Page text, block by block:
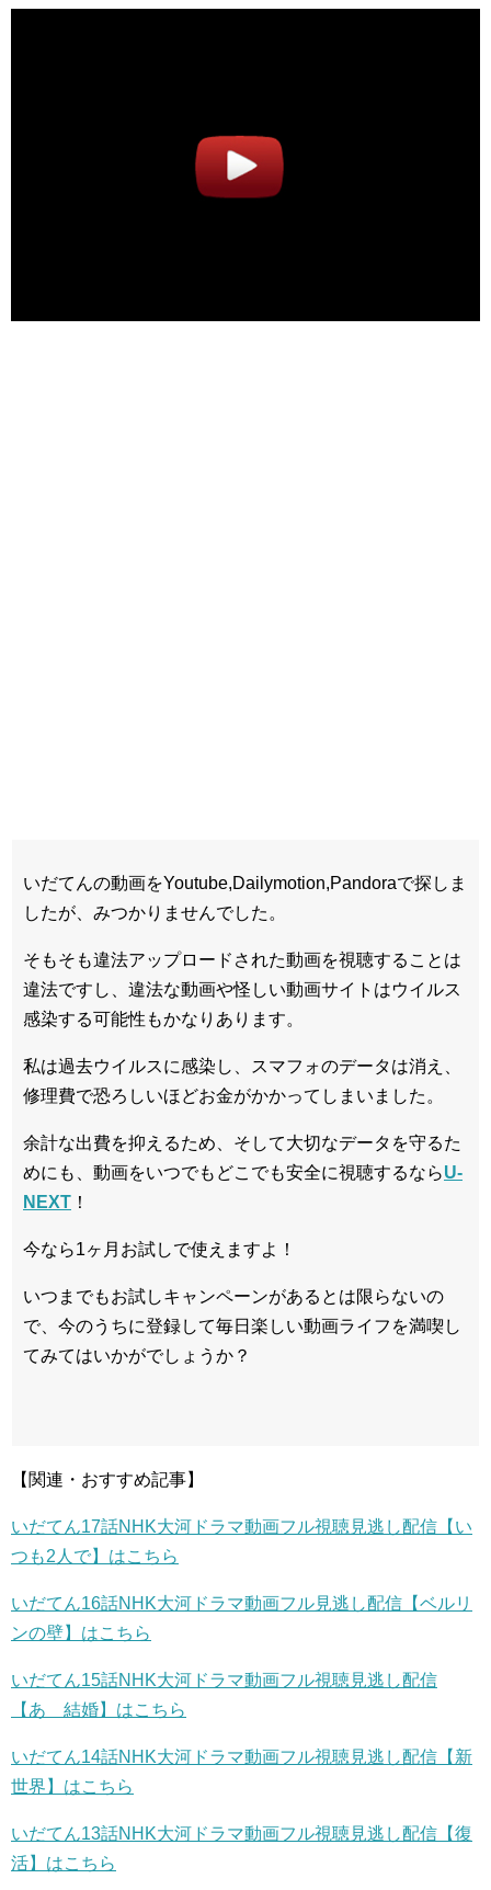
いだてんの動画をYoutube,Dailymotion,Pandoraで探しま
したが、みつかりませんでした。
そもそも違法アップロードされた動画を視聴することは
違法ですし、違法な動画や怪しい動画サイトはウイルス
感染する可能性もかなりあります。
私は過去ウイルスに感染し、スマフォのデータは消え、
修理費で恐ろしいほどお金がかかってしまいました。
余計な出費を抑えるため、そして大切なデータを守るた
めにも、動画をいつでもどこでも安全に視聴するならU-
NEXT ！
今なら1ヶ月お試しで使えますよ！
いつまでもお試しキャンペーンがあるとは限らないの
で、今のうちに登録して毎日楽しい動画ライフを満喫し
てみてはいかがでしょうか？
【関連・おすすめ記事】
いだてん17話NHK大河ドラマ動画フル視聴見逃し配信【い
つも2人で】はこちら
いだてん16話NHK大河ドラマ動画フル見逃し配信【ベルリ
ンの壁】はこちら
いだてん15話NHK大河ドラマ動画フル視聴見逃し配信
【あゝ結婚】はこちら
いだてん14話NHK大河ドラマ動画フル視聴見逃し配信【新
世界】はこちら
いだてん13話NHK大河ドラマ動画フル視聴見逃し配信【復
活】はこちら